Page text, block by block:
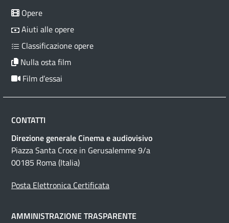
Opere
Aiuti alle opere
Classificazione opere
Nulla osta film
Film d’essai
CONTATTI
Direzione generale Cinema e audiovisivo
Piazza Santa Croce in Gerusalemme 9/a
00185 Roma (Italia)
Posta Elettronica Certificata
AMMINISTRAZIONE TRASPARENTE